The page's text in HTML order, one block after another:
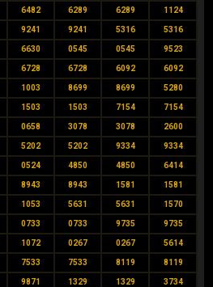
6482 6289 6289 1124
9241 9241 5316 5316
6630 0545 0545 9523
6728 6728 6092 6092
1003 8699 8699 5280
1503 1503 7154 7154
0658 3078 3078 2600
5202 5202 9334 9334
0524 4850 4850 6414
8943 8943 1581 1581
1053 5631 5631 1570
0733 0733 9735 9735
1072 0267 0267 5614
7533 7533 8119 8119
9871 1329 1329 3734